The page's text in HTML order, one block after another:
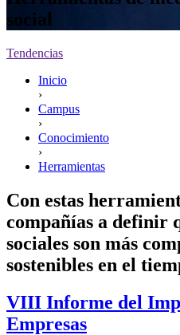
social
Tendencias
Inicio
›
Campus
›
Conocimiento
›
Herramientas
Con estas
compañías a definir
sociales son más
sostenibles en el
VIII Informe del
Empresas